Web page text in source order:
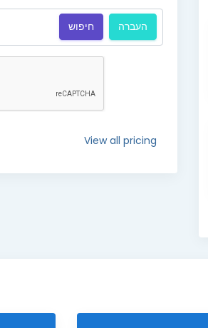
חיפוש העברה
View all pricing